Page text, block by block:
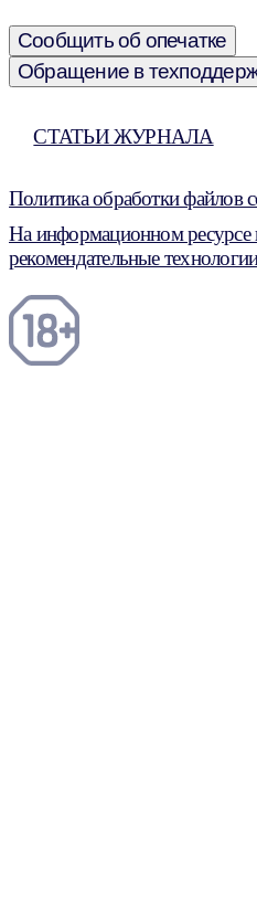
Сообщить об опечатке
Обращение в
СТАТЬИ ЖУРНАЛА
Политика обработки файлов
На информационном ресурсе
рекомендательные